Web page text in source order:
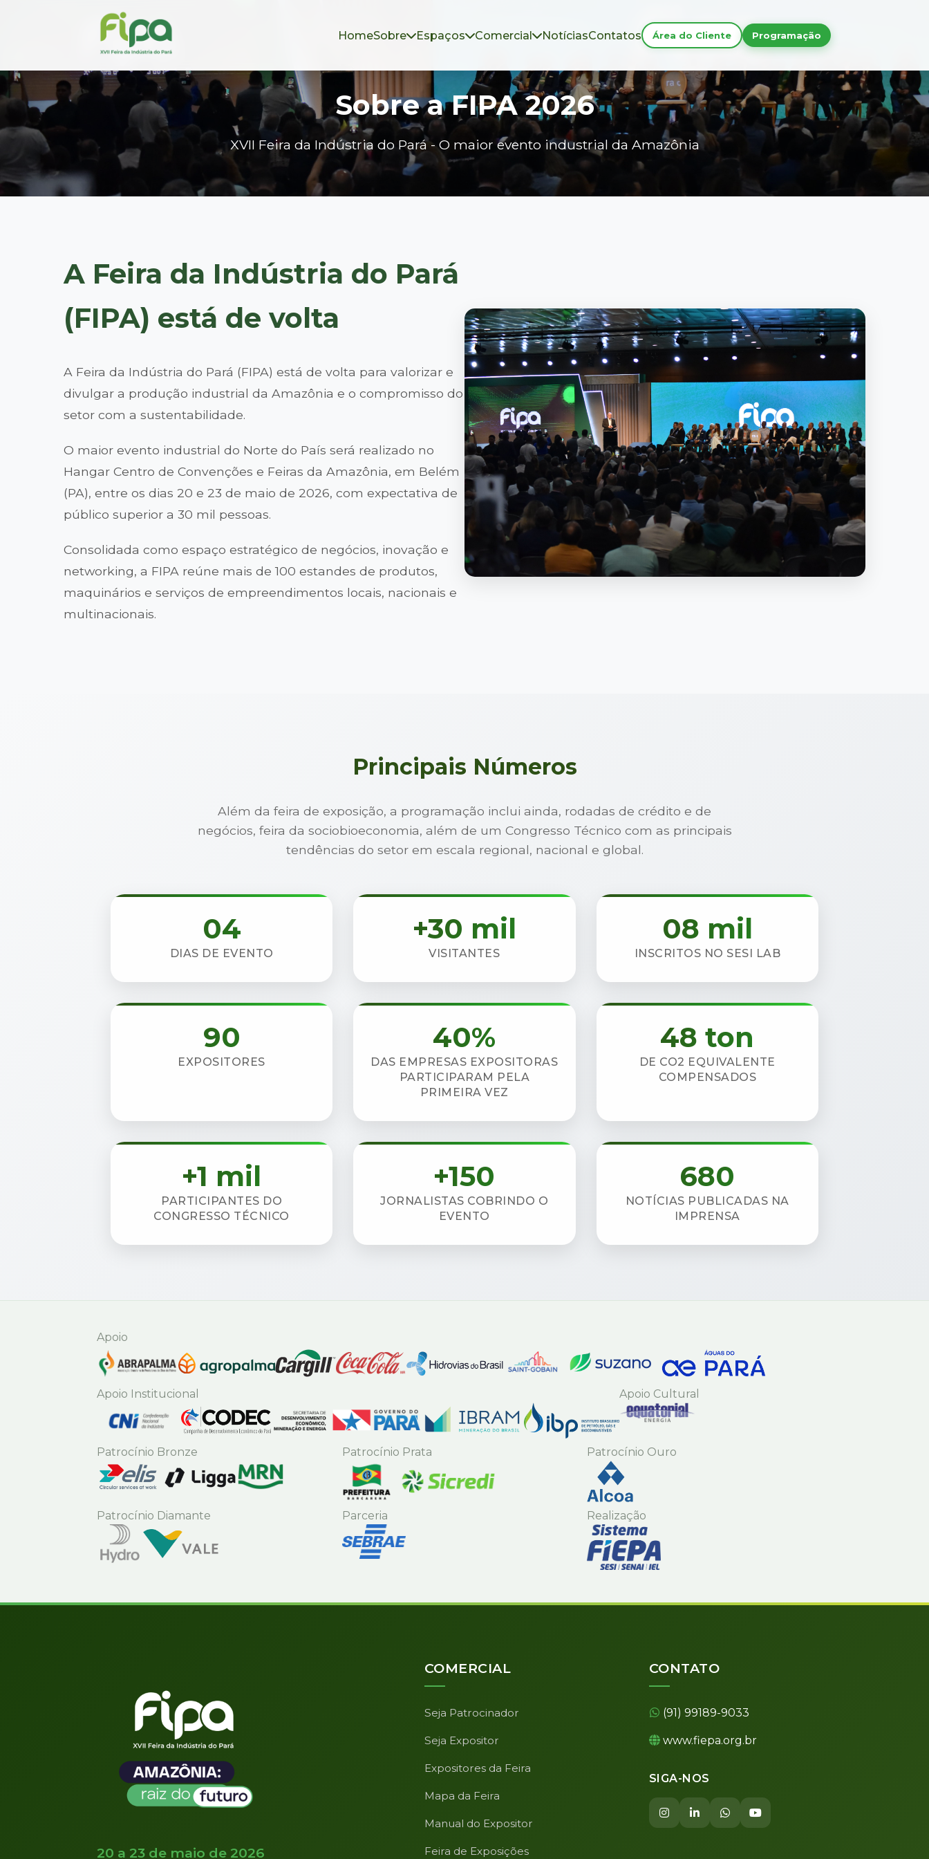
HomeSobre Espaços Comercial NotíciasContatos Área do Cliente Programação
Sobre a FIPA 2026
XVII Feira da Indústria do Pará - O maior evento industrial da Amazônia
A Feira da Indústria do Pará
(FIPA) está de volta
A Feira da Indústria do Pará (FIPA) está de volta para valorizar e
divulgar a produção industrial da Amazônia e o compromisso do
setor com a sustentabilidade.
O maior evento industrial do Norte do País será realizado no
Hangar Centro de Convenções e Feiras da Amazônia, em Belém
(PA), entre os dias 20 e 23 de maio de 2026, com expectativa de
público superior a 30 mil pessoas.
Consolidada como espaço estratégico de negócios, inovação e
networking, a FIPA reúne mais de 100 estandes de produtos,
maquinários e serviços de empreendimentos locais, nacionais e
multinacionais.
Principais Números
Além da feira de exposição, a programação inclui ainda, rodadas de crédito e de
negócios, feira da sociobioeconomia, além de um Congresso Técnico com as principais
tendências do setor em escala regional, nacional e global.
04
DIAS DE EVENTO
+30 mil
VISITANTES
08 mil
INSCRITOS NO SESI LAB
90
EXPOSITORES
40%
DAS EMPRESAS EXPOSITORAS
PARTICIPARAM PELA
PRIMEIRA VEZ
48 ton
DE CO2 EQUIVALENTE
COMPENSADOS
+1 mil
PARTICIPANTES DO
CONGRESSO TÉCNICO
+150
JORNALISTAS COBRINDO O
EVENTO
680
NOTÍCIAS PUBLICADAS NA
IMPRENSA
Apoio
Apoio Institucional Apoio Cultural
Patrocínio Bronze Patrocínio Prata Patrocínio Ouro
Patrocínio Diamante Parceria Realização
20 a 23 de maio de 2026
COMERCIAL
Seja Patrocinador
Seja Expositor
Expositores da Feira
Mapa da Feira
Manual do Expositor
Feira de Exposições
CONTATO
(91) 99189-9033
www.fiepa.org.br
SIGA-NOS